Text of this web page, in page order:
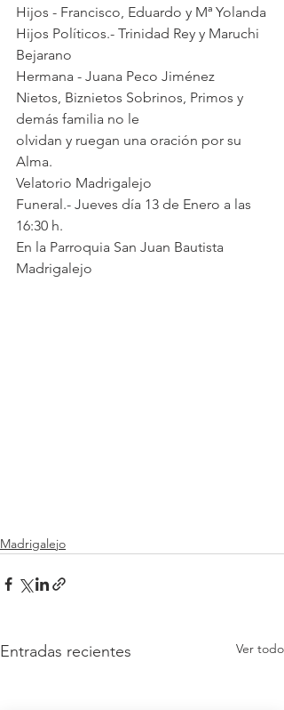
Hijos - Francisco, Eduardo y Mª Yolanda
Hijos Políticos.- Trinidad Rey y Maruchi
Bejarano
Hermana - Juana Peco Jiménez
Nietos, Biznietos Sobrinos, Primos y
demás familia no le
olvidan y ruegan una oración por su
Alma.
Velatorio Madrigalejo
Funeral.- Jueves día 13 de Enero a las
16:30 h.
En la Parroquia San Juan Bautista
Madrigalejo
Madrigalejo
Entradas recientes Ver todo